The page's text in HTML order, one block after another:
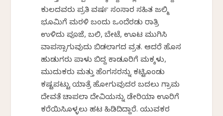
ಕುಲದವರು ಪ್ರತಿ ವರ್ಷ ಸಂಸಾರ ಸಹಿತ ಜಲ್ಮಿ
ಭೂಮಿಗೆ ಮರಳಿ ಬಂದು ಒಂದೆರಡು ರಾತ್ರಿ
ಉಳಿದು ಪೂಜೆ, ಬಲಿ, ಬೇಟೆ, ಊಟ ಮುಗಿಸಿ
ವಾಪಸ್ಸಾಗುವುದು ಬಿಡಲಾಗದ ವ್ರತ. ಆದರೆ ಹೊಸ
ಹುಡುಗರು ಪಾಳು ಬಿದ್ದ ಕಾಡೂರಿಗೆ ಮಕ್ಕಳು,
ಮುದುಕರು ಮತ್ತು ಹೆಂಗಸರನ್ನು ಕಟ್ಟಿಕೊಂಡು
ಕಷ್ಟಪಟ್ಟು ಯಾತ್ರೆ ಹೋಗುವುದರ ಬದಲು ಗ್ರಾಮ
ದೇವತೆ ಚಾಪಲಾ ದೇವಿಯನ್ನು ಡೇರಿಯಾ ಊರಿಗೆ
ಕರೆಯಿಸಿಕೊಳ್ಳಲು ಹಟ ಹಿಡಿದಿದ್ದಾರೆ. ಯುವಕರ